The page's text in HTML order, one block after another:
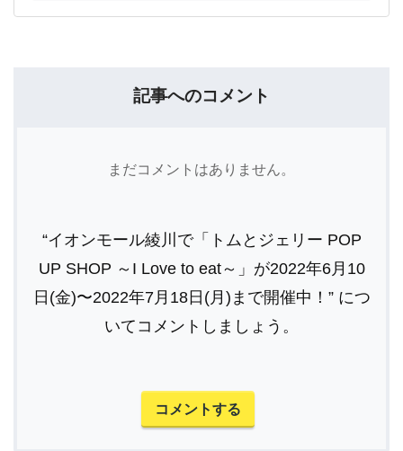
記事へのコメント
まだコメントはありません。
“イオンモール綾川で「トムとジェリー POP
UP SHOP ～I Love to eat～」が2022年6月10
日(金)〜2022年7月18日(月)まで開催中！” につ
いてコメントしましょう。
コメントする